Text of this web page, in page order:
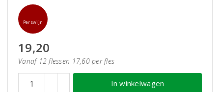
Perswijn
19,20
Vanaf 12 flessen 17,60 per fles
In winkelwagen